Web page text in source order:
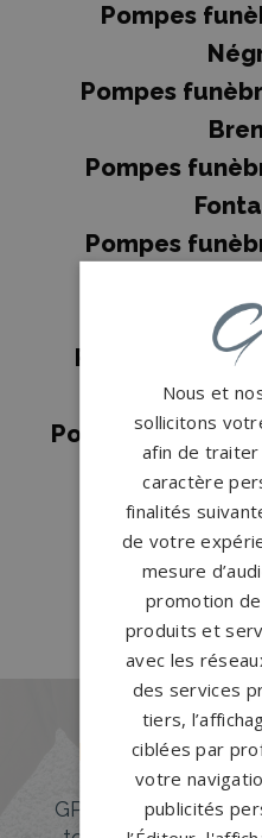
Pompes
Pompes
Pompes
Pompes
Pompes
Pompes
Pompes
Pompes
Pompes
Des pierres
GPG Granit offre
Nous et
sollicitons
afin de
caractère
finalités
de votre
mesure
promotion
produits et
avec les
des services
tiers,
ciblées par
votre
publicités